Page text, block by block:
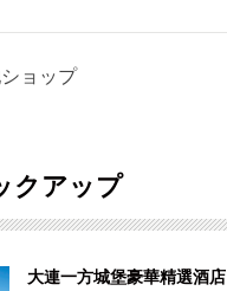
ョップ
クアップ
大連一方城堡豪華精選酒店